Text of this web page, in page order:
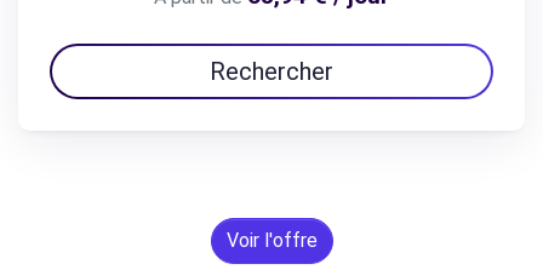
Rechercher
Voir l'offre